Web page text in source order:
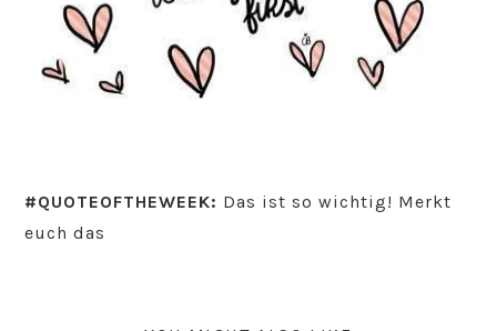
#QUOTEOFTHEWEEK: Das ist so wichtig! Merkt
euch das